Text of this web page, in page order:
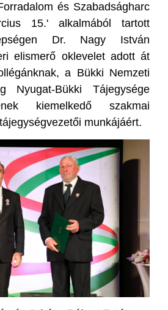
és Szabadságharc
15.' alkalmából tartott
Dr. Nagy István
elismerő oklevelet adott át
a Bükki Nemzeti
Nyugat-Bükki Tájegysége
kiemelkedő szakmai
munkájáért.